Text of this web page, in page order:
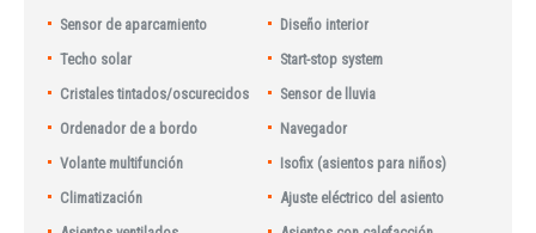
Sensor de aparcamiento
Diseño interior
Techo solar
Start-stop system
Cristales tintados/oscurecidos
Sensor de lluvia
Ordenador de a bordo
Navegador
Volante multifunción
Isofix (asientos para niños)
Climatización
Ajuste eléctrico del asiento